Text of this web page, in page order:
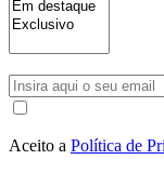
Aceito a Política de